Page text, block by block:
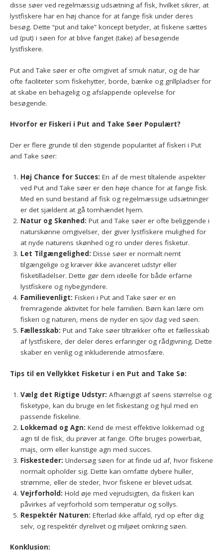
disse søer ved regelmæssig udsætning af fisk, hvilket sikrer, at
lystfiskere har en høj chance for at fange fisk under deres
besøg. Dette “put and take” koncept betyder, at fiskene sættes
ud (put) i søen for at blive fanget (take) af besøgende
lystfiskere.
Put and Take søer er ofte omgivet af smuk natur, og de har
ofte faciliteter som fiskehytter, borde, bænke og grillpladser for
at skabe en behagelig og afslappende oplevelse for
besøgende.
Hvorfor er Fiskeri i Put and Take Søer Populært?
Der er flere grunde til den stigende popularitet af fiskeri i Put
and Take søer:
Høj Chance for Succes: En af de mest tiltalende aspekter
ved Put and Take søer er den høje chance for at fange fisk.
Med en sund bestand af fisk og regelmæssige udsætninger
er det sjældent at gå tomhændet hjem.
Natur og Skønhed: Put and Take søer er ofte beliggende i
naturskønne omgivelser, der giver lystfiskere mulighed for
at nyde naturens skønhed og ro under deres fisketur.
Let Tilgængelighed: Disse søer er normalt nemt
tilgængelige og kræver ikke avanceret udstyr eller
fisketilladelser. Dette gør dem ideelle for både erfarne
lystfiskere og nybegyndere.
Familievenligt: Fiskeri i Put and Take søer er en
fremragende aktivitet for hele familien. Børn kan lære om
fiskeri og naturen, mens de nyder en sjov dag ved søen.
Fællesskab: Put and Take søer tiltrækker ofte et fællesskab
af lystfiskere, der deler deres erfaringer og rådgivning. Dette
skaber en venlig og inkluderende atmosfære.
Tips til en Vellykket Fisketur i en Put and Take Sø:
Vælg det Rigtige Udstyr: Afhængigt af søens størrelse og
fisketype, kan du bruge en let fiskestang og hjul med en
passende fiskeline.
Lokkemad og Agn: Kend de mest effektive lokkemad og
agn til de fisk, du prøver at fange. Ofte bruges powerbait,
majs, orm eller kunstige agn med succes.
Fiskesteder: Undersøg søen for at finde ud af, hvor fiskene
normalt opholder sig. Dette kan omfatte dybere huller,
strømme, eller de steder, hvor fiskene er blevet udsat.
Vejrforhold: Hold øje med vejrudsigten, da fiskeri kan
påvirkes af vejrforhold som temperatur og sollys.
Respektér Naturen: Efterlad ikke affald, ryd op efter dig
selv, og respektér dyrelivet og miljøet omkring søen.
Konklusion: